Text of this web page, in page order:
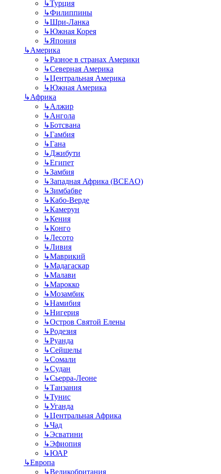
↳Турция
↳Филиппины
↳Шри-Ланка
↳Южная Корея
↳Япония
↳Америка
↳Разное в странах Америки
↳Северная Америка
↳Центральная Америка
↳Южная Америка
↳Африка
↳Алжир
↳Ангола
↳Ботсвана
↳Гамбия
↳Гана
↳Джибути
↳Египет
↳Замбия
↳Западная Африка (BCEAO)
↳Зимбабве
↳Кабо-Верде
↳Камерун
↳Кения
↳Конго
↳Лесото
↳Ливия
↳Маврикий
↳Мадагаскар
↳Малави
↳Марокко
↳Мозамбик
↳Намибия
↳Нигерия
↳Остров Святой Елены
↳Родезия
↳Руанда
↳Сейшелы
↳Сомали
↳Судан
↳Сьерра-Леоне
↳Танзания
↳Тунис
↳Уганда
↳Центральная Африка
↳Чад
↳Эсватини
↳Эфиопия
↳ЮАР
↳Европа
↳Великобритания